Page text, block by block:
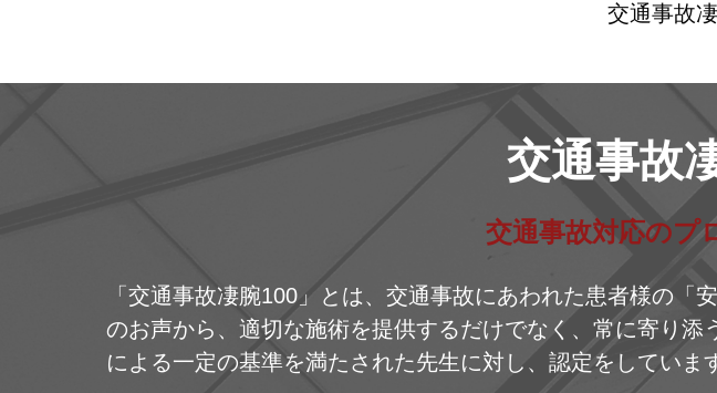
交通事故
交通事故
交通事故対応のプ
「交通事故凄腕100」とは、交通事故にあわれた患者様の
のお声から、適切な施術を提供するだけでなく、常に寄り
による一定の基準を満たされた先生に対し、認定をしていま